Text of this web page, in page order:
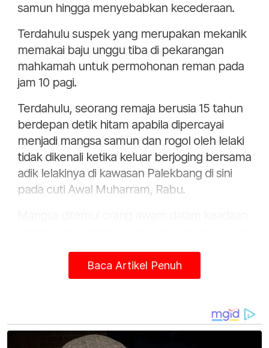
samun hingga menyebabkan kecederaan.
Terdahulu suspek yang merupakan mekanik
memakai baju unggu tiba di pekarangan
mahkamah untuk permohonan reman pada
jam 10 pagi.
Terdahulu, seorang remaja berusia 15 tahun
berdepan detik hitam apabila dipercayai
menjadi mangsa samun dan rogol oleh lelaki
tidak dikenali ketika keluar berjoging bersama
adik lelakinya di kawasan Palekbang di sini
pada cuti Awal Muharram, Rabu.
mendapatkan rawatan.
Baca Artikel Penuh